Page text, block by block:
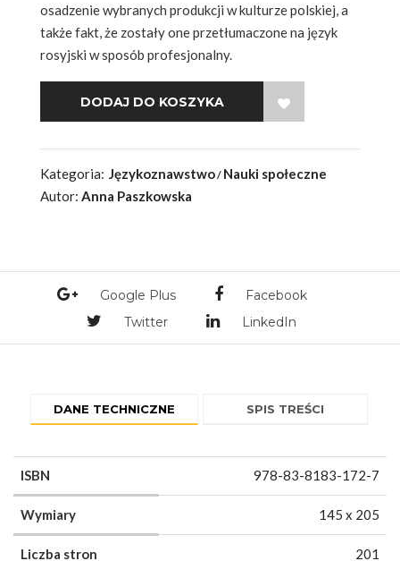
osadzenie wybranych produkcji w kulturze polskiej, a
także fakt, że zostały one przetłumaczone na język
rosyjski w sposób profesjonalny.
WISH LIST
Kategoria: Językoznawstwo Nauki społeczne
Autor: Anna Paszkowska
Google Plus
Facebook
Twitter
LinkedIn
DANE TECHNICZNE SPIS TREŚCI
ISBN 978-83-8183-172-7
Wymiary 145 x 205
Liczba stron 201